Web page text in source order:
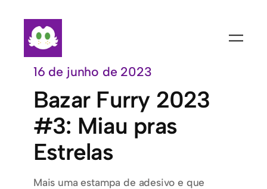
conteúdo
16 de junho de 2023
Bazar Furry 2023
#3: Miau pras
Estrelas
Mais uma estampa de adesivo e que